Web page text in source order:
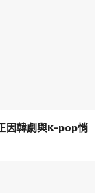
因韓劇與K-pop悄